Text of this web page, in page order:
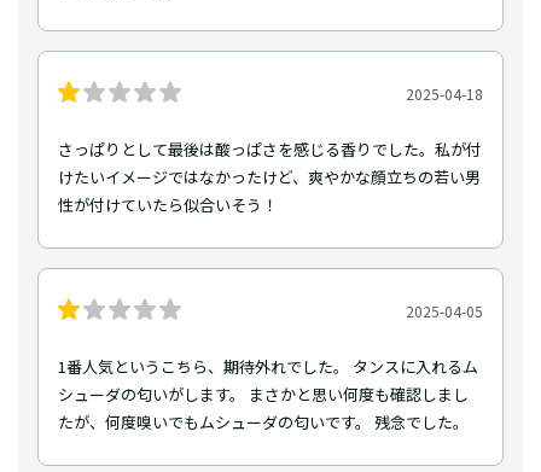
2025-04-18
さっぱりとして最後は酸っぱさを感じる香りでした。私が付
けたいイメージではなかったけど、爽やかな顔立ちの若い男
性が付けていたら似合いそう！
2025-04-05
1番人気というこちら、期待外れでした。 タンスに入れるム
シューダの匂いがします。 まさかと思い何度も確認しまし
たが、何度嗅いでもムシューダの匂いです。 残念でした。